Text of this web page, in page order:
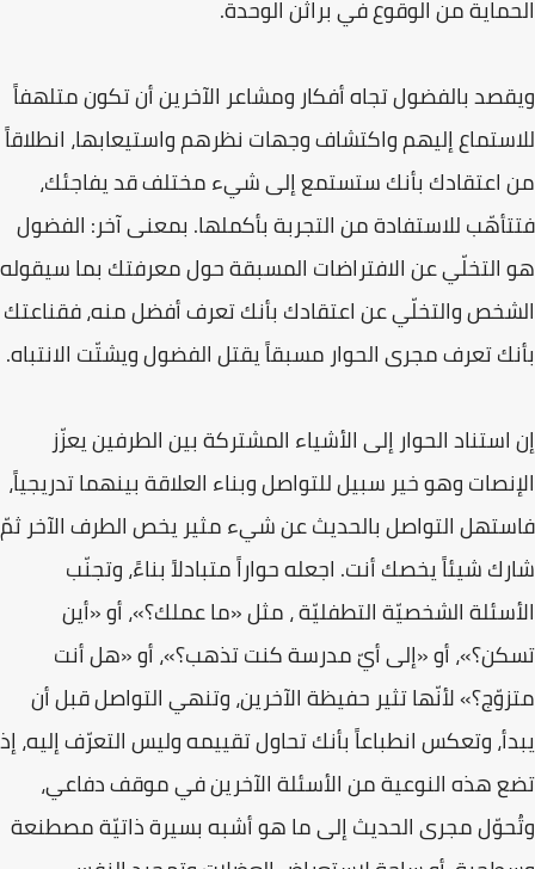
الحماية من الوقوع في براثن الوحدة.
ويقصد بالفضول تجاه أفكار ومشاعر الآخرين أن تكون متلهفاً
للاستماع إليهم واكتشاف وجهات نظرهم واستيعابها، انطلاقاً
من اعتقادك بأنك ستستمع إلى شيء مختلف قد يفاجئك،
فتتأهّب للاستفادة من التجربة بأكملها. بمعنى آخر: الفضول
هو التخلّي عن الافتراضات المسبقة حول معرفتك بما سيقوله
الشخص والتخلّي عن اعتقادك بأنك تعرف أفضل منه، فقناعتك
بأنك تعرف مجرى الحوار مسبقاً يقتل الفضول ويشتّت الانتباه.
إن استناد الحوار إلى الأشياء المشتركة بين الطرفين يعزّز
الإنصات وهو خير سبيل للتواصل وبناء العلاقة بينهما تدريجياً،
فاستهل التواصل بالحديث عن شيء مثير يخص الطرف الآخر ثمّ
شارك شيئاً يخصك أنت. اجعله حواراً متبادلاً بناءً، وتجنّب
الأسئلة الشخصيّة التطفليّة ، مثل «ما عملك؟»، أو «أين
تسكن؟»، أو «إلى أيّ مدرسة كنت تذهب؟»، أو «هل أنت
متزوّج؟» لأنّها تثير حفيظة الآخرين، وتنهي التواصل قبل أن
يبدأ، وتعكس انطباعاً بأنك تحاول تقييمه وليس التعرّف إليه، إذ
تضع هذه النوعية من الأسئلة الآخرين في موقف دفاعي،
وتُحوّل مجرى الحديث إلى ما هو أشبه بسيرة ذاتيّة مصطنعة